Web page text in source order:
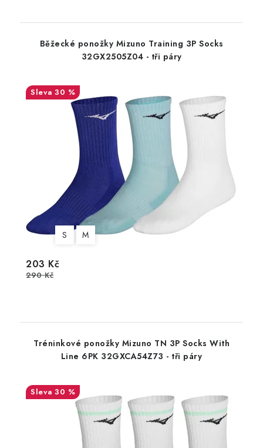
Běžecké ponožky Mizuno Training 3P Socks
32GX2505Z04 - tři páry
30 %
S M
203 Kč
290 Kč
Tréninkové ponožky Mizuno TN 3P Socks With
Line 6PK 32GXCA54Z73 - tři páry
30 %